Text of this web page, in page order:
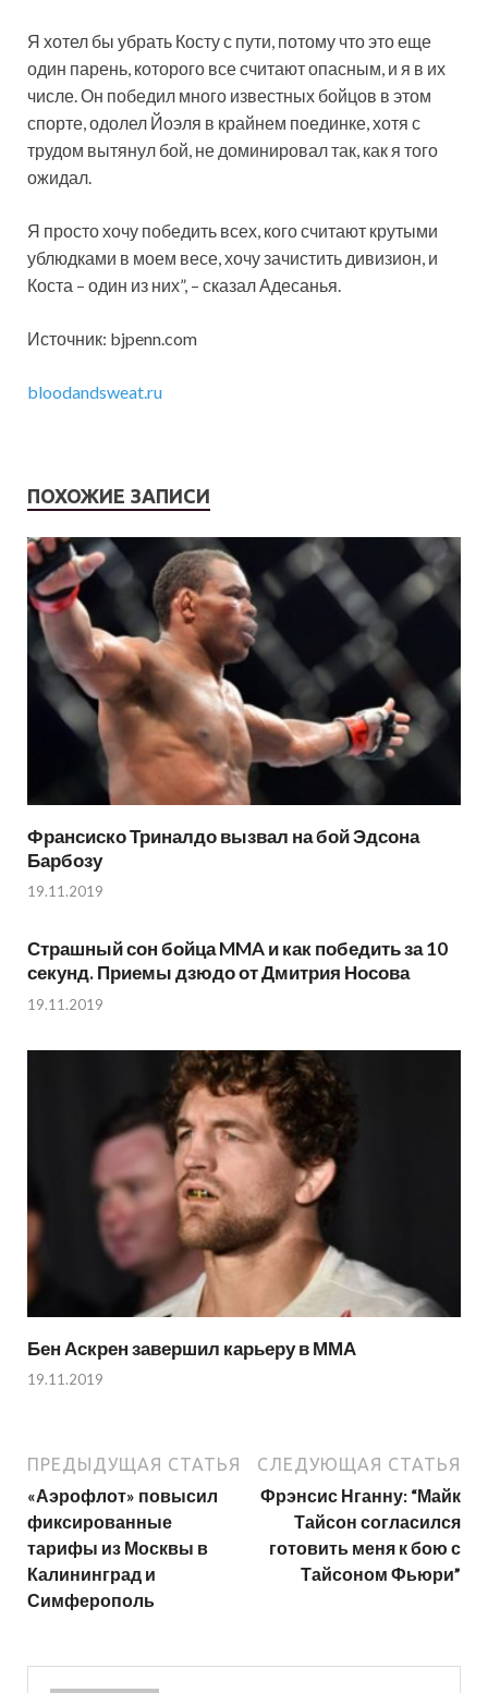
Я хотел бы убрать Косту с пути, потому что это еще
один парень, которого все считают опасным, и я в их
числе. Он победил много известных бойцов в этом
спорте, одолел Йоэля в крайнем поединке, хотя с
трудом вытянул бой, не доминировал так, как я того
ожидал.
Я просто хочу победить всех, кого считают крутыми
ублюдками в моем весе, хочу зачистить дивизион, и
Коста – один из них”, – сказал Адесанья.
Источник: bjpenn.com
bloodandsweat.ru
ПОХОЖИЕ ЗАПИСИ
Франсиско Триналдо вызвал на бой Эдсона
Барбозу
19.11.2019
Страшный сон бойца MMA и как победить за 10
секунд. Приемы дзюдо от Дмитрия Носова
19.11.2019
Бен Аскрен завершил карьеру в ММА
19.11.2019
ПРЕДЫДУЩАЯ СТАТЬЯ
«Аэрофлот» повысил
фиксированные
тарифы из Москвы в
Калининград и
Симферополь
СЛЕДУЮЩАЯ СТАТЬЯ
Фрэнсис Нганну: “Майк
Тайсон согласился
готовить меня к бою с
Тайсоном Фьюри”